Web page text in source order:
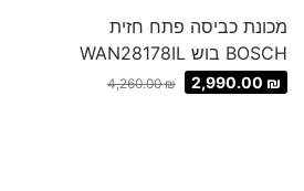
מכונת כביסה פתח חזית
BOSCH בוש WAN28178IL
4,260.00₪ 2,990.00 ₪